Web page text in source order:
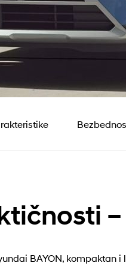
BAYON, kompaktan